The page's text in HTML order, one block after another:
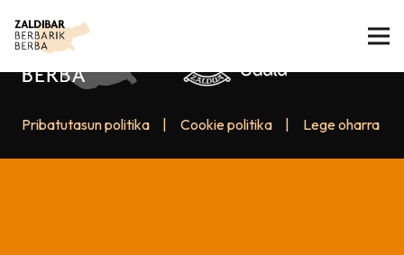
Pribatutasun politika Cookie politika Lege oharra